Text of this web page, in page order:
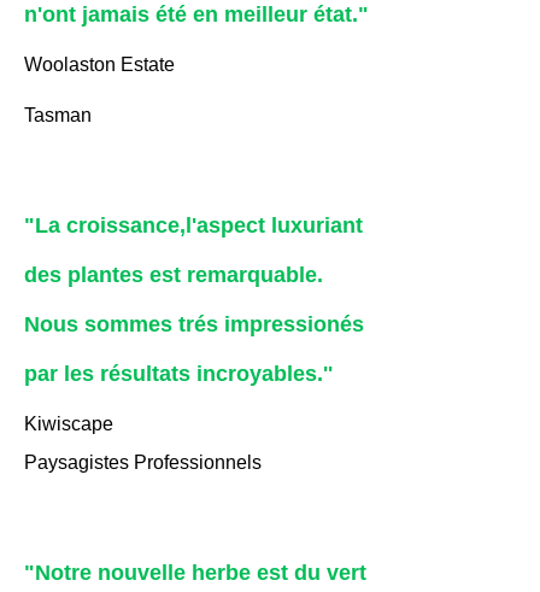
n'ont jamais été en meilleur état."
Woolaston Estate
Tasman
"La croissance,l'aspect luxuriant
des plantes est remarquable.
Nous sommes trés impressionés
par les résultats incroyables.''
Kiwiscape
Paysagistes Professionnels
"Notre nouvelle herbe est du vert